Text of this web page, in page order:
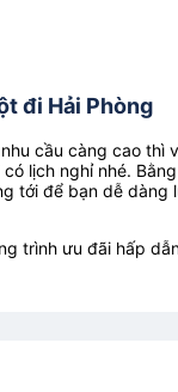
đi Hải Phòng
cầu càng cao thì
lịch nghỉ nhé. Bằng
tới để bạn dễ dàng
trình ưu đãi hấp